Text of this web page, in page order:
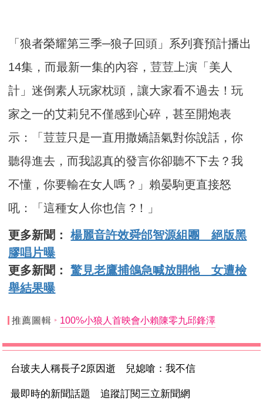
「狼者榮耀第三季─狼子回頭」系列賽預計播出
14集，而最新一集的內容，荳荳上演「美人
計」迷倒素人玩家枕頭，讓大家看不過去！玩
家之一的艾莉兒不僅感到心碎，甚至開炮表
示：「荳荳只是一直用撒嬌語氣對你說話，你
聽得進去，而我認真的發言你卻聽不下去？我
不懂，你要輸在女人嗎？」賴晏駒更直接怒
吼：「這種女人你也信 ?！」
更多新聞：楊麗音許效舜邰智源組團 絕版黑
膠唱片曝
更多新聞：驚見老鷹捕鴿急喊放開牠 女遭檢
舉結果曝
推薦圖輯 100%小狼人首映會小賴陳零九邱鋒澤
台玻夫人稱長子2原因逝 兒媳嗆：我不信
最即時的新聞話題 追蹤訂閱三立新聞網